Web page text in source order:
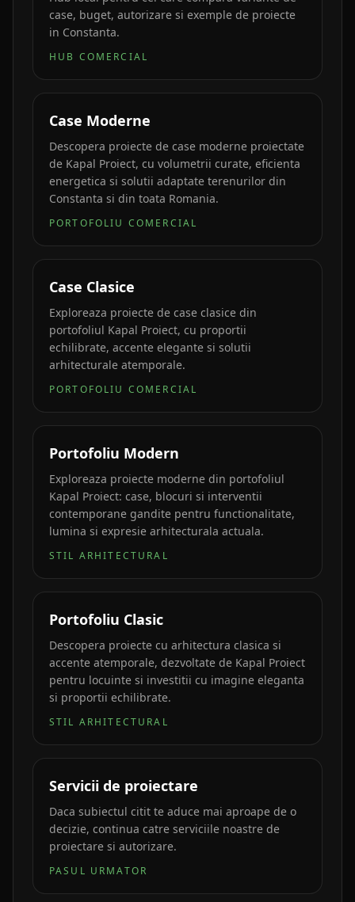
case, buget, autorizare si exemple de proiecte
in Constanta.
HUB COMERCIAL
Case Moderne
Descopera proiecte de case moderne proiectate
de Kapal Proiect, cu volumetrii curate, eficienta
energetica si solutii adaptate terenurilor din
Constanta si din toata Romania.
PORTOFOLIU COMERCIAL
Case Clasice
Exploreaza proiecte de case clasice din
portofoliul Kapal Proiect, cu proportii
echilibrate, accente elegante si solutii
arhitecturale atemporale.
PORTOFOLIU COMERCIAL
Portofoliu Modern
Exploreaza proiecte moderne din portofoliul
Kapal Proiect: case, blocuri si interventii
contemporane gandite pentru functionalitate,
lumina si expresie arhitecturala actuala.
STIL ARHITECTURAL
Portofoliu Clasic
Descopera proiecte cu arhitectura clasica si
accente atemporale, dezvoltate de Kapal Proiect
pentru locuinte si investitii cu imagine eleganta
si proportii echilibrate.
STIL ARHITECTURAL
Servicii de proiectare
Daca subiectul citit te aduce mai aproape de o
decizie, continua catre serviciile noastre de
proiectare si autorizare.
PASUL URMATOR